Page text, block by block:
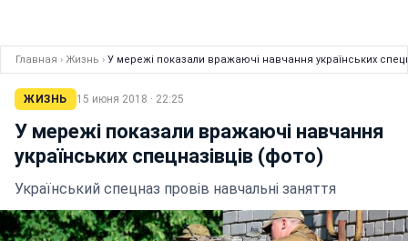
Главная › Жизнь › У мережі показали вражаючі навчання українських
ЖИЗНЬ 15 июня 2018 · 22:25
У мережі показали вражаючі навчання
українських спецназівців (фото)
Український спецназ провів навчальні заняття